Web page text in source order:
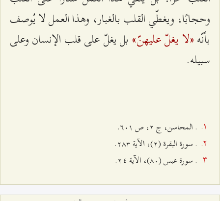
وحجابًا، ويغطّي القلب بالغبار، وهذا العمل لا يُوصف
بأنّه«لا یغلّ علیهنّ» بل يغلّ على قلب الإنسان وعلى
سبيله.
. المحاسن، ج ٢، ص ٦۰۱.
. سورة البقرة (٢)، الآية ٢۸٣.
. سورة عبس (۸۰)، الآية ٢٤.